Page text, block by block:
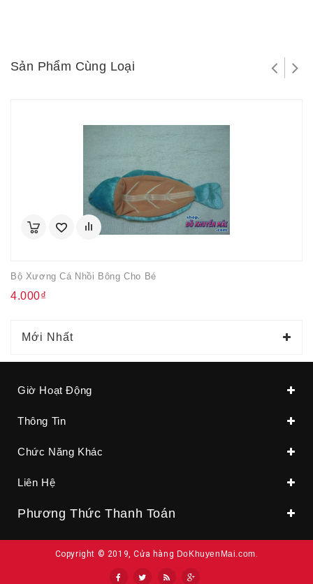
Sản Phẩm Cùng Loại
Bộ Xương Cá Nhồi Bông Cho Bé
4.000₫
Mới Nhất
Giờ Hoạt Động
Thông Tin
Chức Năng Khác
Liên Hệ
Phương Thức Thanh Toán
Copyright © 2019, Cửa hàng DoKhuyenMai.com